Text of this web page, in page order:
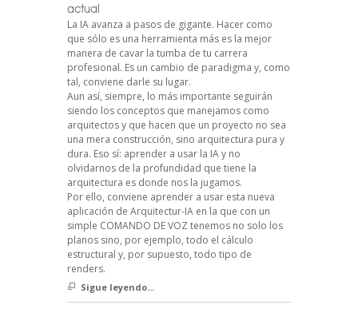
actual
La IA avanza a pasos de gigante. Hacer como
que sólo es una herramienta más es la mejor
manera de cavar la tumba de tu carrera
profesional. Es un cambio de paradigma y, como
tal, conviene darle su lugar.
Aun así, siempre, lo más importante seguirán
siendo los conceptos que manejamos como
arquitectos y que hacen que un proyecto no sea
una mera construcción, sino arquitectura pura y
dura. Eso sí: aprender a usar la IA y no
olvidarnos de la profundidad que tiene la
arquitectura es donde nos la jugamos.
Por ello, conviene aprender a usar esta nueva
aplicación de Arquitectur-IA en la que con un
simple COMANDO DE VOZ tenemos no solo los
planos sino, por ejemplo, todo el cálculo
estructural y, por supuesto, todo tipo de
renders.
Sigue leyendo...